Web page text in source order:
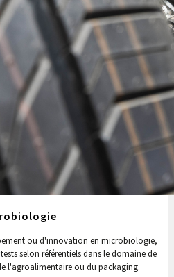
ou d'innovation en microbiologie,
selon référentiels dans le domaine de
l'agroalimentaire ou du packaging.